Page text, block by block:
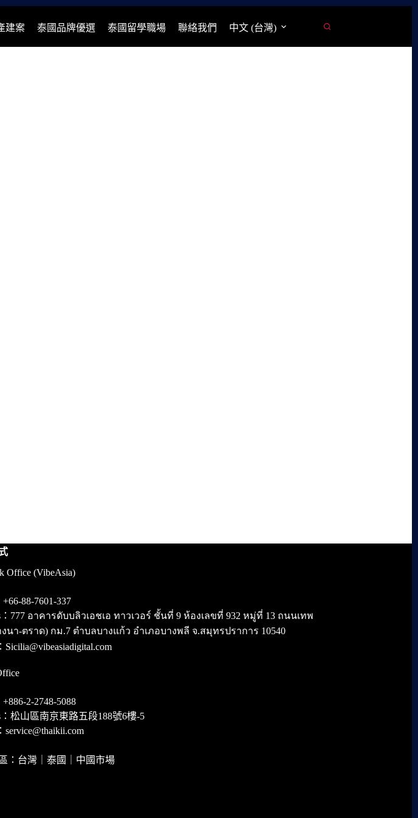
建案 泰國品牌優選 泰國留學職場 聯絡我們 中文 (台灣)
Office (VibeAsia)
+66-88-7601-337
：777 อาคารดับบลิวเอชเอ ทาวเวอร์ ชั้นที่ 9 ห้องเลขที่ 932 หมู่ที่ 13 ถนนเทพ
นา-ตราด) กม.7 ตำบลบางแก้ว อำเภอบางพลี จ.สมุทรปราการ 10540
Sicilia@vibeasiadigital.com
+886-2-2748-5088
：松山區南京東路五段188號6樓-5
service@thaikii.com
：台灣｜泰國｜中國市場